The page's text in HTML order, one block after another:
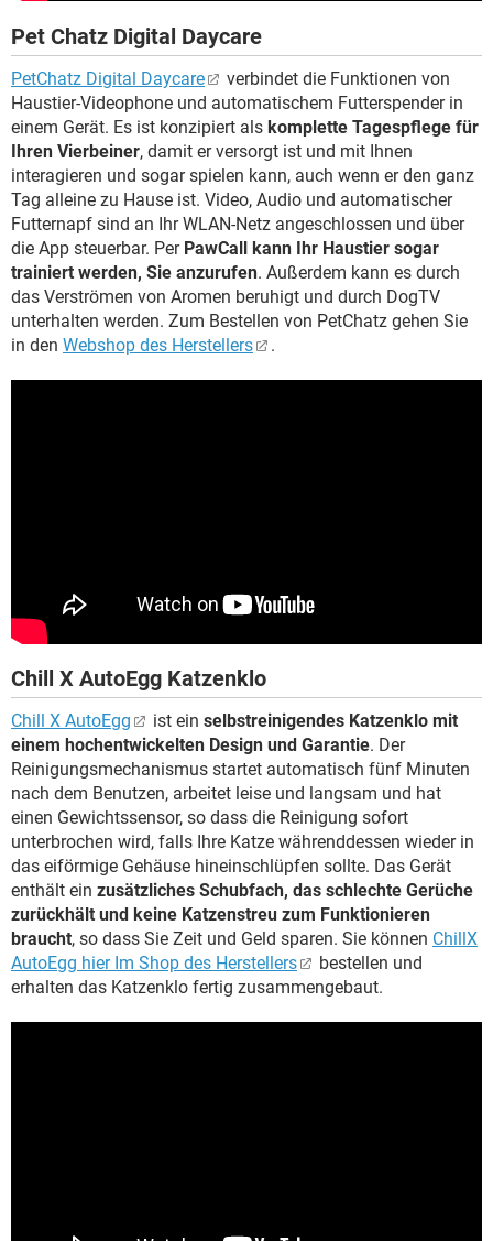
Pet Chatz Digital Daycare
PetChatz Digital Daycare
verbindet die Funktionen von
Haustier-Videophone und automatischem Futterspender in
einem Gerät. Es ist konzipiert als komplette Tagespflege für
Ihren Vierbeiner, damit er versorgt ist und mit Ihnen
interagieren und sogar spielen kann, auch wenn er den ganz
Tag alleine zu Hause ist. Video, Audio und automatischer
Futternapf sind an Ihr WLAN-Netz angeschlossen und über
die App steuerbar. Per PawCall kann Ihr Haustier sogar
trainiert werden, Sie anzurufen. Außerdem kann es durch
das Verströmen von Aromen beruhigt und durch DogTV
unterhalten werden. Zum Bestellen von PetChatz gehen Sie
in den Webshop des Herstellers .
Chill X AutoEgg Katzenklo
Chill X AutoEgg ist ein selbstreinigendes Katzenklo mit
einem hochentwickelten Design und Garantie. Der
Reinigungsmechanismus startet automatisch fünf Minuten
nach dem Benutzen, arbeitet leise und langsam und hat
einen Gewichtssensor, so dass die Reinigung sofort
unterbrochen wird, falls Ihre Katze währenddessen wieder in
das eiförmige Gehäuse hineinschlüpfen sollte. Das Gerät
enthält ein zusätzliches Schubfach, das schlechte Gerüche
zurückhält und keine Katzenstreu zum Funktionieren
braucht, so dass Sie Zeit und Geld sparen. Sie können ChillX
AutoEgg hier Im Shop des Herstellers
bestellen und
erhalten das Katzenklo fertig zusammengebaut.